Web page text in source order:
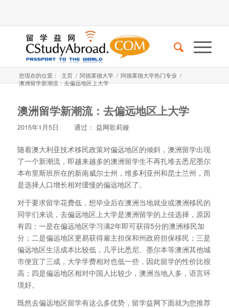
您现在的位置： 主页 / 阿德莱德大学 / 阿德莱德大学热门专业 /
澳洲留学新潮流：去偏远地区上大学
澳洲留学新潮流：去偏远地区上大学
2015年1月5日 通过： 益网歌莉娅
随着澳大利亚技术移民政策对偏远地区的倾斜，澳洲留学出现
了一个新潮流，即越来越多的澳洲留学生不再扎堆去悉尼墨尔
本布里斯班所在的新南威尔士州，维多利亚州和昆士兰州，而
是选择人口增长相对缓慢的偏远地区了。
对于要求留学花费低，想毕业后在澳洲当地就业或澳洲移民的
同学们来说，去偏远地区上大学是澳洲留学的上佳选择，原因
有四：一是在偏远地区学习满2年即可获得5分的澳洲移民加
分；二是偏远地区更易获得雇主担保和州政府担保移民；三是
偏远地区生活成本比较低，几乎比悉尼、墨尔本等澳洲其他城
市便宜了三成，大学学费相对也低一些，因此留学的性价比很
高；四是偏远地区相对中国人比较少，澳洲当地人多，语言环
境好。
既然去偏远地区留学有这么多优势，留学益网下面就为您推荐